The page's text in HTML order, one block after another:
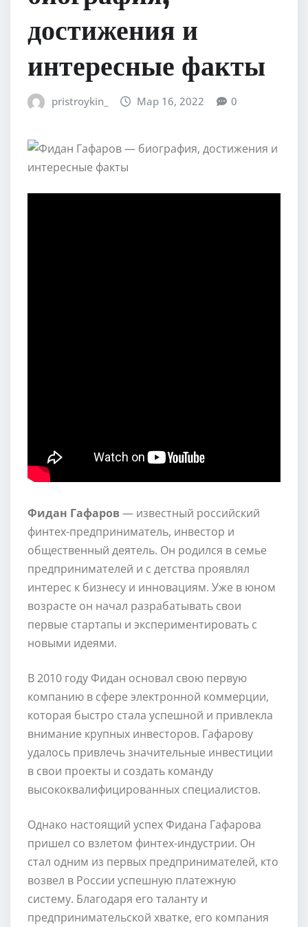
достижения и
интересные факты
pristroykin_ Мар 16, 2022 0
Фидан Гафаров— известный российский
финтех-предприниматель, инвестор и
общественный деятель. Он родился в семье
предпринимателей и с детства проявлял
интерес к бизнесу и инновациям. Уже в юном
возрасте он начал разрабатывать свои
первые стартапы и экспериментировать с
новыми идеями.
В 2010 году Фидан основал свою первую
компанию в сфере электронной коммерции,
которая быстро стала успешной и привлекла
внимание крупных инвесторов. Гафарову
удалось привлечь значительные инвестиции
в свои проекты и создать команду
высококвалифицированных специалистов.
Однако настоящий успех Фидана Гафарова
пришел со взлетом финтех-индустрии. Он
стал одним из первых предпринимателей, кто
возвел в России успешную платежную
систему. Благодаря его таланту и
предпринимательской хватке, его компания